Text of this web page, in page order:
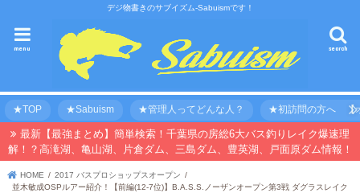
デジ物書きのサブイズム-Sabuismです！
search
menu
★TOP ★Sabuism ★管理人ってどんな人？ ★初訪問の方へ 【
最新【最強まとめ】簡単検索！千葉県の房総6大バス釣りレイク爆速理
解！？高滝湖、亀山湖、片倉ダム、三島ダム、豊英湖、戸面原ダム情報！
HOME
2017 バスプロショップスオープン
並木敏成OSPルアー紹介！【前編(12-7位)】B.A.S.S.ノーザンオープン第3戦 ダグラスレイク